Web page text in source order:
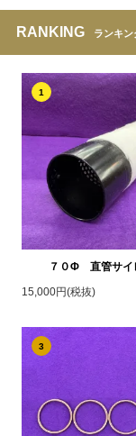
RANKING ランキン
1
７０Φ 直管サイ
15,000円(税抜)
3